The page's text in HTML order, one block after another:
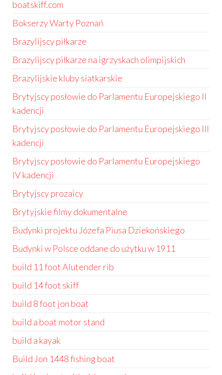
boatskiff.com
Bokserzy Warty Poznań
Brazylijscy piłkarze
Brazylijscy piłkarze na igrzyskach olimpijskich
Brazylijskie kluby siatkarskie
Brytyjscy posłowie do Parlamentu Europejskiego II
kadencji
Brytyjscy posłowie do Parlamentu Europejskiego III
kadencji
Brytyjscy posłowie do Parlamentu Europejskiego
IV kadencji
Brytyjscy prozaicy
Brytyjskie filmy dokumentalne
Budynki projektu Józefa Piusa Dziekońskiego
Budynki w Polsce oddane do użytku w 1911
build 11 foot Alutender rib
build 14 foot skiff
build 8 foot jon boat
build a boat motor stand
build a kayak
Build Jon 1448 fishing boat